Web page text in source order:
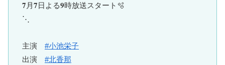
𝟕月𝟕日よる𝟗時放送スタート🫧
⋱
主演 #小池栄子
出演 #北香那